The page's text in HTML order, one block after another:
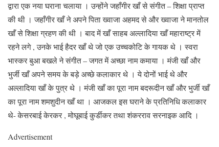
द्वारा एक नया घराना चलाया । उन्होंने जहाँगीर खाँ से संगीत – शिक्षा प्राप्त
की थी । जहाँगीर खाँ ने अपने पिता ख्वाजा अहमद से और ख्वाजा ने मानतोल
खाँ से शिक्षा ग्रहण की थी । बाद में खाँ साहब अल्लादिया खाँ महाराष्ट्र में
रहने लगे , उनके भाई हैदर खाँ थे जो एक उच्चकोटि के गायक थे । स्वरा
भास्कर बुआ बखले ने संगीत – जगत में अच्छा नाम कमाया । मंजी खाँ और
भुर्जी खाँ अपने समय के बड़े अच्छे कलाकार थे । ये दोनों भाई थे और
अल्लादिया खाँ के पुत्र थे । मंजी खाँ का पूरा नाम बदरूदीन खाँ और भुर्जी खाँ
का पूरा नाम शमशुदीन खाँ था । आजकल इस घराने के प्रतिनिधि कलाकार
थे- केसरबाई केरकर , मोघूबाई कुर्डीकर तथा शंकरराव सरनाइक आदि ।
Advertisement